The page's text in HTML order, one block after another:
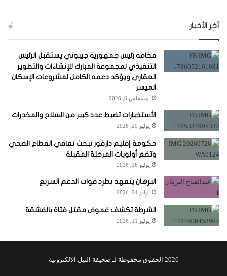
آخر الأخبار
فخامة رئيس جمهورية جيبوتي يستقبل الرئيس
التنفيذي لمجموعة المبارك للإنشاءات والتطوير
العقاري ويؤكد دعمه الكامل لمشروعات الإسكان
الميسر
أغسطس 6, 2026
الأستخبارات تضبط عدد كبير من السلاح والمخدرات
يوليو 29, 2026
حكومة إقليم دارفور تبحث تعافي القطاع الصحي
وتضع أولويات المرحلة المقبلة
يوليو 26, 2026
البرهان يتعهد بطرد قوات الدعم السريع
يوليو 24, 2026
الشرطة تكشف غموض مقتل فتاة بالفشقة
يوليو 21, 2026
2026 الحقوق محفوظة لـ صحيفة النيل الالكترونية